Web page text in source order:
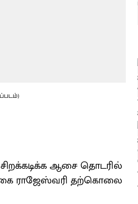
ஆசை தொடரில்
ராஜேஸ்வரி தற்கொலை